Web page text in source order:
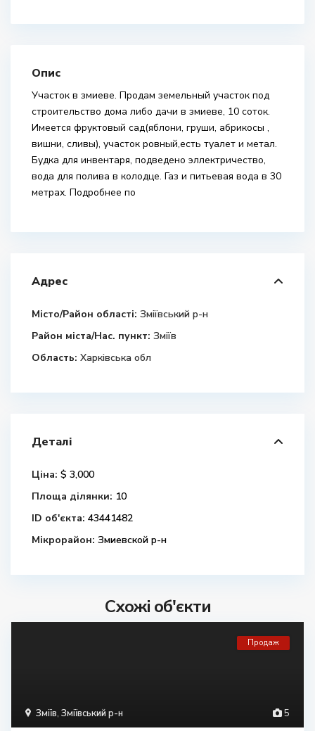
Опис
Участок в змиеве. Продам земельный участок под
строительство дома либо дачи в змиеве, 10 соток.
Имеется фруктовый сад(яблони, груши, абрикосы ,
вишни, сливы), участок ровный,есть туалет и метал.
Будка для инвентаря, подведено эллектричество,
вода для полива в колодце. Газ и питьевая вода в 30
метрах. Подробнее по
Адрес
Місто/Район області: Зміївський р-н
Район міста/Нас. пункт: Зміїв
Область: Харківська обл
Деталі
Ціна: $ 3,000
Площа ділянки: 10
ID об'єкта: 43441482
Мікрорайон: Змиевской р-н
Схожі об'єкти
5
Зміїв, Зміївський р-н
Продаж